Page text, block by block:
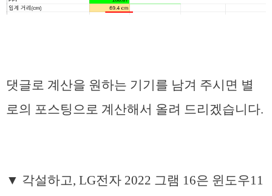
댓글로 계산을 원하는 기기를 남겨 주시면 별
로의 포스팅으로 계산해서 올려 드리겠습니다.
▼ 각설하고, LG전자 2022 그램 16은 윈도우11